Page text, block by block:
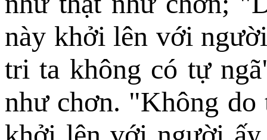
này khởi lên với
tri ta không có tự
như chơn. "Không